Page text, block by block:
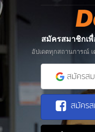
สมัครสมาชิกเพื่
อัปเดตทุกสถานการณ์
สมัครส
สมัคร